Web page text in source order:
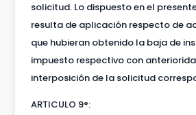
solicitud. Lo dispuesto en el
resulta de aplicación respecto de
que hubieran obtenido la baja de
impuesto respectivo con
interposición de la solicitud
ARTICULO 9°: